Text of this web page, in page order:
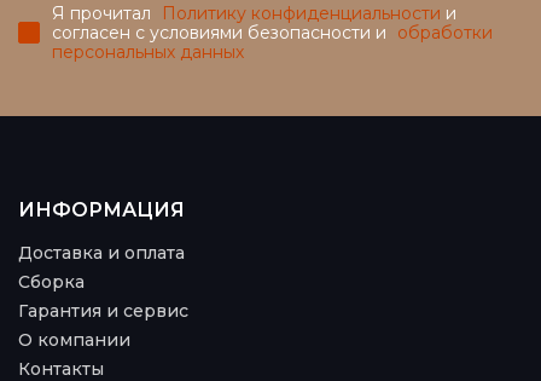
Я прочитал Политику конфиденциальности и
согласен с условиями безопасности и
обработки
персональных данных
ИНФОРМАЦИЯ
Доставка и оплата
Сборка
Гарантия и сервис
О компании
Контакты